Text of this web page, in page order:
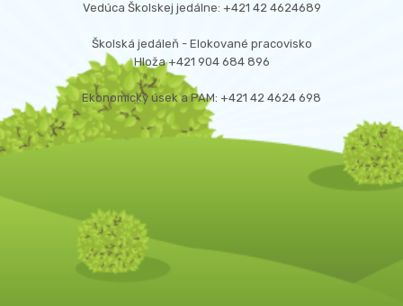
Vedúca Školskej jedálne: +421 42 4624689
Školská jedáleň - Elokované pracovisko
Hloža +421 904 684 896
Ekonomický úsek a PAM: +421 42 4624 698